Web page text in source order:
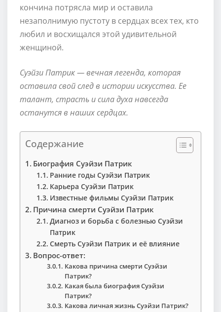
кончина потрясла мир и оставила
незаполнимую пустоту в сердцах всех тех, кто
любил и восхищался этой удивительной
женщиной.
Суэйзи Патрик — вечная легенда, которая
оставила свой след в истории искусства. Ее
талант, страсть и сила духа навсегда
останутся в наших сердцах.
Содержание
Биография Суэйзи Патрик
Ранние годы Суэйзи Патрик
Карьера Суэйзи Патрик
Известные фильмы Суэйзи Патрик
Причина смерти Суэйзи Патрик
Диагноз и борьба с болезнью Суэйзи
Патрик
Смерть Суэйзи Патрик и её влияние
Вопрос-ответ:
Какова причина смерти Суэйзи
Патрик?
Какая была биография Суэйзи
Патрик?
Какова личная жизнь Суэйзи Патрик?